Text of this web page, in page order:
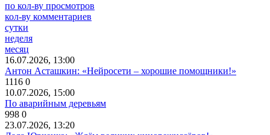
по кол-ву просмотров
кол-ву комментариев
сутки
неделя
месяц
16.07.2026, 13:00
Антон Асташкин: «Нейросети – хорошие помощники!»
1116 0
10.07.2026, 15:00
По аварийным деревьям
998 0
23.07.2026, 13:20